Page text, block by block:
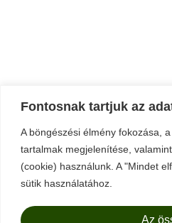
Fontosnak tartjuk az
A böngészési élmény fokozása,
tartalmak megjelenítése,
(cookie) használunk. A "Mindet
sütik használatához.
Az